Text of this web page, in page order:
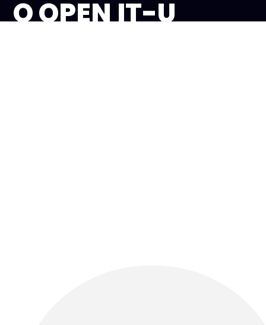
O OPEN IT-U